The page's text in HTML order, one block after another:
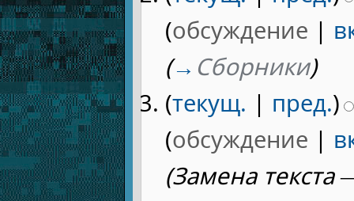
(обсуждение |
(→ Сборники)
(текущ. | пред.)
(обсуждение |
(Замена текста